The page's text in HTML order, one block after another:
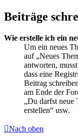
Beiträge
Wie erstelle ich ein
Um ein neues
auf „Neues
antworten,
dass eine
Beitrag
am Ende der
„Du darfst neue
erstellen“ usw.
Nach oben